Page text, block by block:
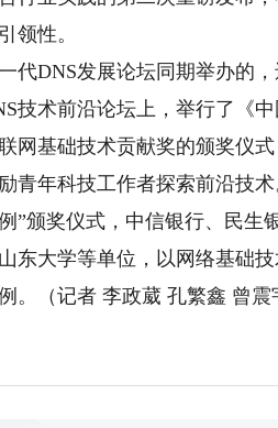
领性。
DNS发展论坛同期举办的，
技术前沿论坛上，举行了《
网基础技术贡献奖的颁奖仪
青年科技工作者探索前沿技
”颁奖仪式，中信银行、民
东大学等单位，以网络基础
。（记者 李政葳 孔繁鑫 曾震